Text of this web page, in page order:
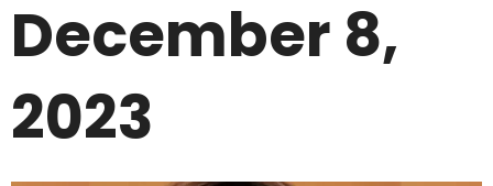
December 8,
2023